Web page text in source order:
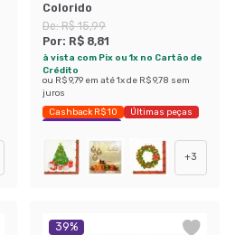
Colorido
De:R$ 15,99
Por: R$ 8,81
à vista com Pix ou 1x no Cartão de
Crédito
ou R$ 9,79 em até1x de R$ 9,78 sem
juros
Cashback R$ 10
Últimas peças
Economize 44%
+3
39%